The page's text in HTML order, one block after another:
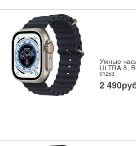
Умные
ULTRA 8,
01253
2 490